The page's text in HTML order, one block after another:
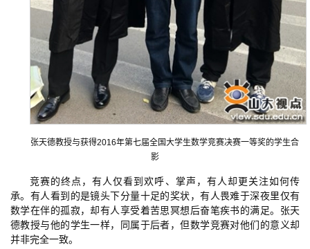
张天德教授与获得2016年第七届全国大学生数学竞赛决赛一等奖的学生合
影
竞赛的终点，有人仅看到欢呼、掌声，有人却更关注如何传
承。有人看到的是镜头下分量十足的奖状，有人畏难于深夜里仅有
数学在伴的孤寂，却有人享受着苦思冥想后奋笔疾书的满足。张天
德教授与他的学生一样，同属于后者，但数学竞赛对他们的意义却
并非完全一致。